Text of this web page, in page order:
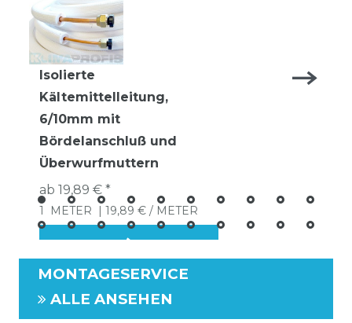
Isolierte
Kältemittelleitung,
6/10mm mit
Bördelanschluß und
Überwurfmuttern
ab 19,89 € *
1 METER | 19,89 € / METER
MONTAGESERVICE
ALLE ANSEHEN